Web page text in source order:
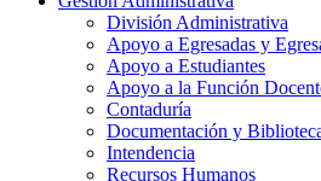
División Administrativa
Apoyo a Egresadas y
Apoyo a Estudiantes
Apoyo a la Función
Contaduría
Documentación y
Intendencia
Recursos Humanos